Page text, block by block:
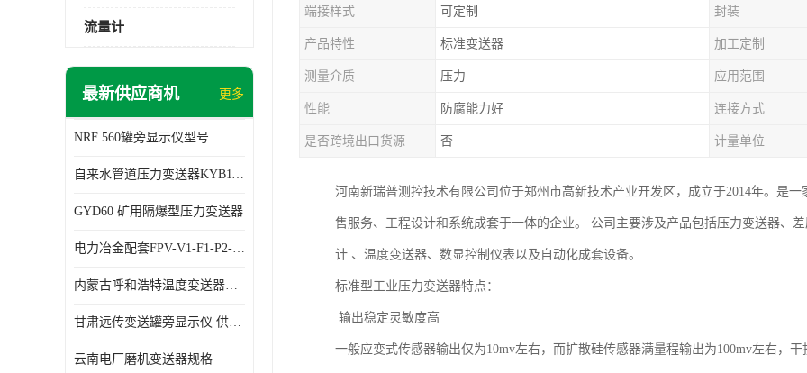
流量计
最新供应商机 更多
NRF 560罐旁显示仪型号
自来水管道压力变送器KYB11G03M2型号 使用方便
GYD60 矿用隔爆型压力变送器
电力冶金配套FPV-V1-F1-P2-03电压变送器
内蒙古呼和浩特温度变送器配套罐旁显示仪供应 性能稳定
甘肃远传变送罐旁显示仪 供应及时
云南电厂磨机变送器规格
端接样式 可定制 封装
产品特性 标准变送器 加工定制
测量介质 压力 应用范围
性能 防腐能力好 连接方式
是否跨境出口货源 否 计量单位
河南新瑞普测控技术有限公司位于郑州市高新技术产业开发区，成立于2014年。是
售服务、工程设计和系统成套于一体的企业。 公司主要涉及产品包括压力变送器、
计 、温度变送器、数显控制仪表以及自动化成套设备。
标准型工业压力变送器特点：
输出稳定灵敏度高
一般应变式传感器输出仅为10mv左右，而扩散硅传感器满量程输出为100mv左右，